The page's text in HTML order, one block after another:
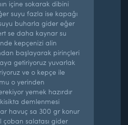
içine sokarak dibini
suyu fazla ise kapağı
buharla gider eğer
se daha kaynar su
kepçenizi alin
başlayarak pirinçleri
getiriyoruz yuvarlak
ve o kepçe ile
o yerinden
yemek hazırdır
demlenmesi
havuç sa 300 gr konur
çoban salatası gider